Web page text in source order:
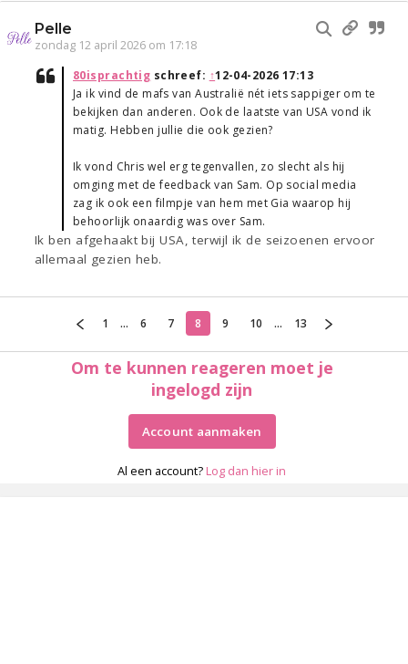
Pelle
zondag 12 april 2026 om 17:18
80isprachtig schreef: ↑12-04-2026 17:13
Ja ik vind de mafs van Australië nét iets sappiger om te
bekijken dan anderen. Ook de laatste van USA vond ik
matig. Hebben jullie die ook gezien?
Ik vond Chris wel erg tegenvallen, zo slecht als hij
omging met de feedback van Sam. Op social media
zag ik ook een filmpje van hem met Gia waarop hij
behoorlijk onaardig was over Sam.
Ik ben afgehaakt bij USA, terwijl ik de seizoenen ervoor
allemaal gezien heb.
1 ... 6 7 8 9 10 ... 13
Om te kunnen reageren moet je
ingelogd zijn
Account aanmaken
Al een account? Log dan hier in